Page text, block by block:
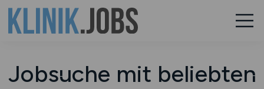
Jobsuche mit beliebten